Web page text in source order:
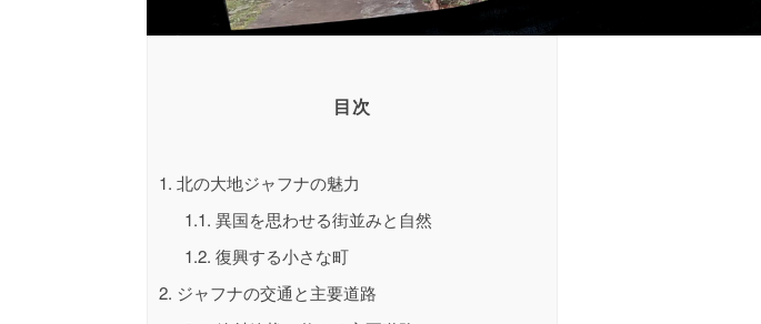
目次
1. 北の大地ジャフナの魅力
1.1. 異国を思わせる街並みと自然
1.2. 復興する小さな町
2. ジャフナの交通と主要道路